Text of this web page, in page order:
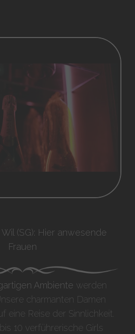
(SG): Hier anwesende
Frauen
Ambiente werden
charmanten Damen
eine Reise der Sinnlichkeit.
10 verführerische Girls